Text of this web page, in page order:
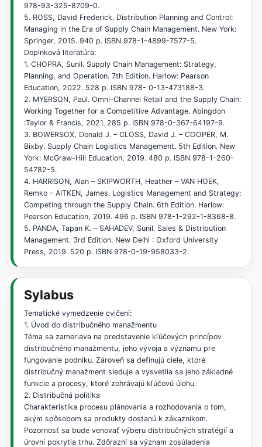
978-93-325-8709-0.
5. ROSS, David Frederick. Distribution Planning and Control:
Managing in the Era of Supply Chain Management. New York:
Springer, 2015. 940 p. ISBN 978-1-4899-7577-5.
Doplnková literatúra:
1. CHOPRA, Sunil. Supply Chain Management: Strategy,
Planning, and Operation. 7th Edition. Harlow: Pearson
Education, 2022. 528 p. ISBN 978- 0-13-473188-3.
2. MYERSON, Paul. Omni-Channel Retail and the Supply Chain:
Working Together for a Competitive Advantage. Abingdon
:Taylor & Francis, 2021. 285 p. ISBN 978-0-367-64197-9.
3. BOWERSOX, Donald J. – CLOSS, David J. – COOPER, M.
Bixby. Supply Chain Logistics Management. 5th Edition. New
York: McGraw-Hill Education, 2019. 480 p. ISBN 978-1-260-
54782-5.
4. HARRISON, Alan – SKIPWORTH, Heather – VAN HOEK,
Remko – AITKEN, James. Logistics Management and Strategy:
Competing through the Supply Chain. 6th Edition. Harlow:
Pearson Education, 2019. 496 p. ISBN 978-1-292-1-8368-8.
5. PANDA, Tapan K. – SAHADEV, Sunil. Sales & Distribution
Management. 3rd Edition. New Delhi : Oxford University
Press, 2019. 520 p. ISBN 978-0-19-958033-2.
Sylabus
Tematické vymedzenie cvičení:
1. Úvod do distribučného manažmentu
Téma sa zameriava na predstavenie kľúčových princípov
distribučného manažmentu, jeho vývoja a významu pre
fungovanie podniku. Zároveň sa definujú ciele, ktoré
distribučný manažment sleduje a vysvetlia sa jeho základné
funkcie a procesy, ktoré zohrávajú kľúčovú úlohu.
2. Distribučná politika
Charakteristika procesu plánovania a rozhodovania o tom,
akým spôsobom sa produkty dostanú k zákazníkom.
Pozornosť sa bude venovať výberu distribučných stratégií a
úrovní pokrytia trhu. Zdôrazní sa význam zosúladenia